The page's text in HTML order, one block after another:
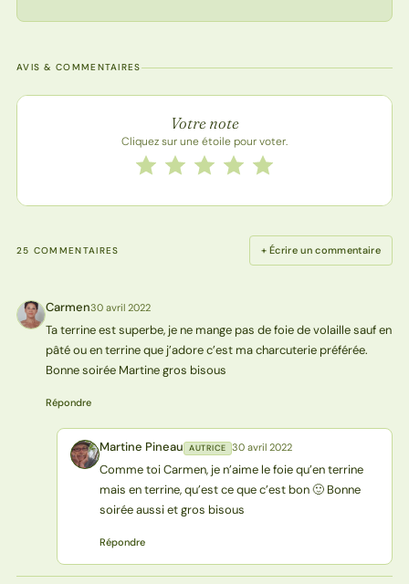
AVIS & COMMENTAIRES
Note de la recette
Votre note
Cliquez sur une étoile pour voter.
Notez cette recette de 1 à 5 étoiles
5 étoiles
4 étoiles
3 étoiles
2 étoiles
1 étoile
25 COMMENTAIRES + Écrire un commentaire
C Carmen30 avril 2022
Ta terrine est superbe, je ne mange pas de foie de volaille sauf en
pâté ou en terrine que j’adore c’est ma charcuterie préférée.
Bonne soirée Martine gros bisous
Répondre
MP Martine Pineau AUTRICE 30 avril 2022
Comme toi Carmen, je n’aime le foie qu’en terrine
mais en terrine, qu’est ce que c’est bon 🙂 Bonne
soirée aussi et gros bisous
Répondre